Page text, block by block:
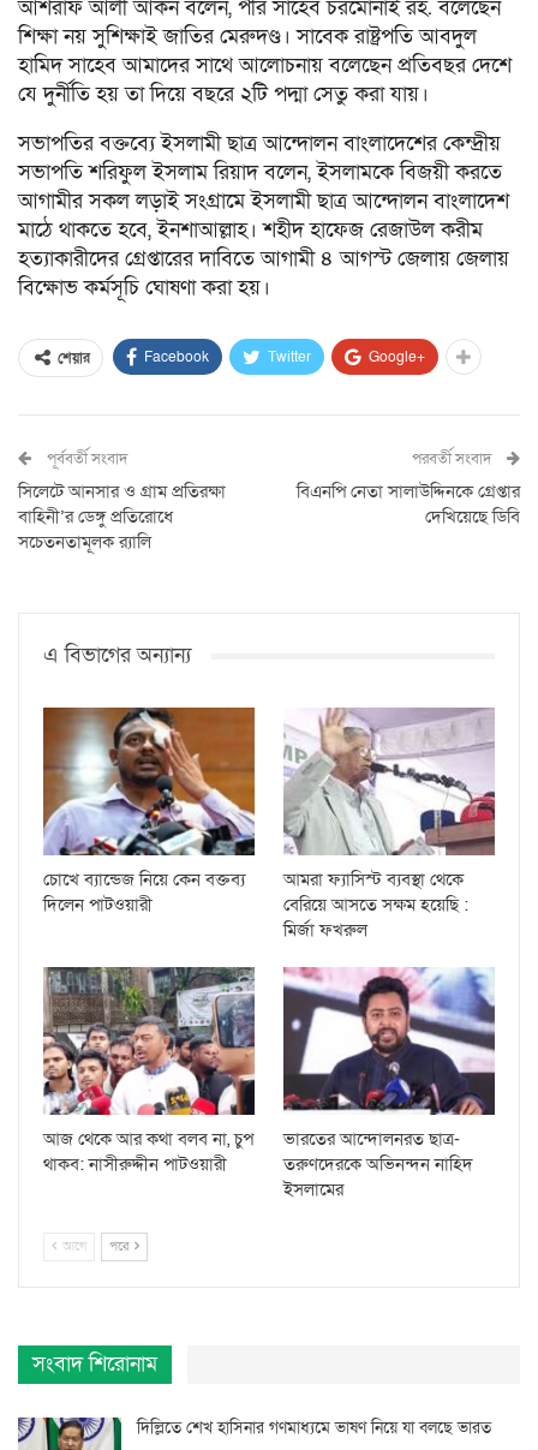
আশরাফ আলী আকন বলেন, পীর সাহেব চরমোনাই রহ. বলেছেন
শিক্ষা নয় সুশিক্ষাই জাতির মেরুদণ্ড। সাবেক রাষ্ট্রপতি আবদুল
হামিদ সাহেব আমাদের সাথে আলোচনায় বলেছেন প্রতিবছর দেশে
যে দুর্নীতি হয় তা দিয়ে বছরে ২টি পদ্মা সেতু করা যায়।
সভাপতির বক্তব্যে ইসলামী ছাত্র আন্দোলন বাংলাদেশের কেন্দ্রীয়
সভাপতি শরিফুল ইসলাম রিয়াদ বলেন, ইসলামকে বিজয়ী করতে
আগামীর সকল লড়াই সংগ্রামে ইসলামী ছাত্র আন্দোলন বাংলাদেশ
মাঠে থাকতে হবে, ইনশাআল্লাহ। শহীদ হাফেজ রেজাউল করীম
হত্যাকারীদের গ্রেপ্তারের দাবিতে আগামী ৪ আগস্ট জেলায় জেলায়
বিক্ষোভ কর্মসূচি ঘোষণা করা হয়।
শেয়ার Facebook Twitter Google+
পূর্ববর্তী সংবাদ
সিলেটে আনসার ও গ্রাম প্রতিরক্ষা
বাহিনী’র ডেঙ্গু প্রতিরোধে
সচেতনতামূলক র‌্যালি
পরবর্তী সংবাদ
বিএনপি নেতা সালাউদ্দিনকে গ্রেপ্তার
দেখিয়েছে ডিবি
এ বিভাগের অন্যান্য
চোখে ব্যান্ডেজ নিয়ে কেন বক্তব্য
দিলেন পাটওয়ারী
আমরা ফ্যাসিস্ট ব্যবস্থা থেকে
বেরিয়ে আসতে সক্ষম হয়েছি :
মির্জা ফখরুল
আজ থেকে আর কথা বলব না, চুপ
থাকব: নাসীরুদ্দীন পাটওয়ারী
ভারতের আন্দোলনরত ছাত্র-
তরুণদেরকে অভিনন্দন নাহিদ
ইসলামের
আগে পরে
সংবাদ শিরোনাম
দিল্লিতে শেখ হাসিনার গণমাধ্যমে ভাষণ নিয়ে যা বলছে ভারত